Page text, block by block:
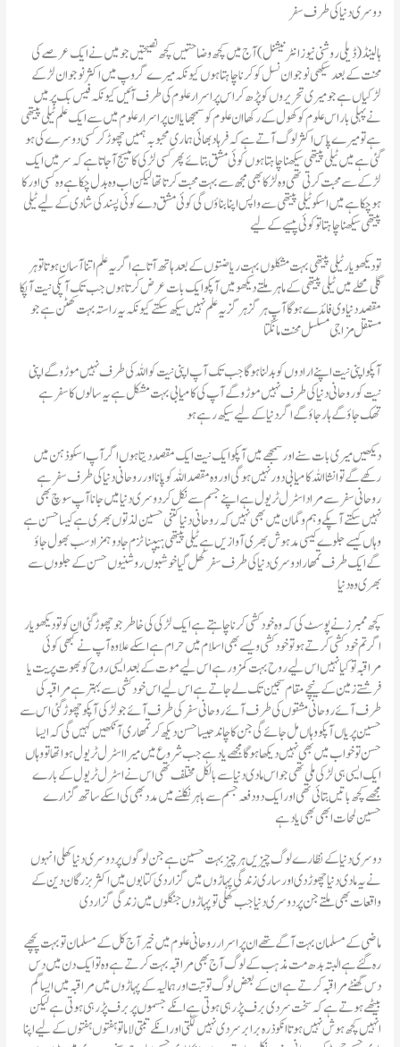
دوسری دنیا کی طرف سفر
ہالینڈ(ڈیلی روشنی نیوز انٹرنیشنل ) آج میں کچھ وضاحتیں کچھ نصیحتیں جو میں نے ایک عرصے کی
محنت کے بعد سیکھی نوجوان نسل کو کرنا چاہتا ہوں کیونکہ میرے گروپ میں اکثر نوجوان لڑکے
لڑکیاں ہے جو میری تحریروں کو پڑھ کر اس پراسرار علوم کی طرف آئیں کیونکہ فیس بک پر میں
نے پہلی بار اس علوم کو کھول کے رکھا ان علوم کو سمجھایا ان پراسرار علوم میں سے ایک علم ٹیلی پیتھی
ہے تو میرے پاس اکثر لوگ آتے ہے کہ فرہاد بھائی ہماری محبوبہ ہمیں چھوڑ کر کسی دوسرے کی ہو
گئی ہے میں ٹیلی پیتھی سیکھنا چاہتا ہوں کوئی مشق بتائے پھر کسی لڑکی کا میسج آ جاتا ہے کہ سر میں ایک
لڑکے سے محبت کرتی تھی وہ لڑکا بھی مجھ سے بہت محبت کرتا تھا لیکن اب وہ بدل چکا ہے وہ کسی اور کا
ہو چکا ہے میں اسکو ٹیلی پیتھی سے واپس اپنا بناؤں گی کوئی مشق دے کوئی پسند کی شادی کے لیے ٹیلی
پیتھی سیکھنا چاہتا تو کوئی پیسے کے لیے
تو دیکھو یار ٹیلی پیتھی بہت مشکلوں بہت ریاضتوں کے بعد ہاتھ آتا ہے اگر یہ علم اتنا آسان ہوتا تو ہر
گلی محلے میں ٹیلی پیتھی کے ماہر ملتے دیکھو میں آپکو ایک بات عرض کرتا ہوں جب تک آپکی نیت آپکا
مقصد دنیاوی فائدے ہوگا آپ ہر گز ہرگز یہ علم نہیں سیکھ سکتے کیونکہ یہ راستہ بہت کھٹن ہے جو
مستقل مزاجی مسلسل محنت مانگتا
آپکو اپنی نیت اپنے ارادوں کو بدلنا ہوگا جب تک آپ اپنی نیت کو اللہ کی طرف نہیں موڑو گے اپنی
نیت کو روحانی دنیا کی طرف نہیں موڑو گے آپ کی کامیابی بہت مشکل ہے یہ سالوں کا سفر ہے
تھک جاؤ گے ہار جاؤ گے اگر دنیا کے لیے سیکھ رہے ہو
دیکھیں میری بات سنے اور سمجھے میں آپکو ایک نیت ایک مقصد دیتا ہوں اگر آپ اسکو ذہن میں
رکھے گے تو انشااللہ کامیابی دور نہیں ہوگی اور وہ مقصد اللہ کو پانا اور روحانی دنیا کی طرف سفر ہے
روحانی سفر سے مراد اسٹرل ٹریول ہے اپنے جسم سے نکل کر دوسری دنیا میں جانا آپ سوچ بھی
نہیں سکتے آپکے وہم و گمان میں بھی نہیں کہ روحانی دنیا کتنی حسین لذتوں بھری ہے کیسا حسن ہے
وہاں کیسے جلوے کیسی مدہوش بھری آوازیں ہے ٹیلی پیتھی ہیپناٹزم جادو ہمزاد سب بھول جاؤ
گے ایک طرف تمھارا دوسری دنیا کی طرف سفر کھل گیا خوشبوں روشنیوں حسن کے جلووں سے
بھری وہ دنیا
کچھ ممبرز نے پوسٹ کی کہ وہ خود کشی کرنا چاہتے ہے ایک لڑکی کی خاطر جو چھوڑ گئی ان کو تو دیکھو یار
اگر تم خودکشی کرتے ہو تو خودکشی ویسے بھی اسلام میں حرام ہے اسکے علاوہ آپ نے کبھی کوئی
مراقبہ تو کیا نہیں اس لیے روح بہت کمزور ہے اس لیے موت کے بعد ایسی روح کو بھوت پریت یا
فرشتے زمین کے نیچے مقام سجین تک لے جاتے ہے اس لیے اس خود کشی سے بہتر ہے مراقبہ کی
طرف آئے روحانی مشقوں کی طرف آئے روحانی سفر کی طرف آئے جو لڑکی آپکو چھوڑ گئی اس سے
حسین پریاں آپکو وہاں مل جائے گی جن کا چاند جیسا حسن دیکھ کر تمھاری آنکھیں کہیں گی کہ ایسا
حسن تو خواب میں بھی نہیں دیکھا ہوگا مجھے یاد ہے جب شروع میں میرا اسٹرل ٹریول ہوا تھا تو وہاں
ایک ایسی ہی لڑکی ملی تھی جو اس مادی دنیا سے بالکل مختلف تھی اس نے اسٹرل ٹریول کے بارے
مجھے کچھ باتیں بتائی تھی اور ایک دو دفعہ جسم سے باہر نکلنے میں مدد بھی کی اسکے ساتھ گزارے
حسین لمحات ابھی بھی یاد ہے
نے یہ مادی دنیا چھوڑ دی اور ساری زندگی پہاڑوں میں گزار دی کتابوں میں اکثر بزرگان دین کے
واقعات بھی ملتے جن پر دوسری دنیا جب کھلی تو پہاڑوں جنگلوں میں زندگی گزار دی
ماضی کے مسلمان بہت آگے تھے ان پراسرار روحانی علوم میں خیر آج کل کے مسلمان تو بہت پچھے
رہ گئے ہے البتہ بدھ مت مذہب کے لوگ آج بھی مراقبہ بہت کرتے ہے وہ تو ایک دن میں دس
دس گھنٹے مراقبہ کرتے ہے ان کے بعض لوگ تو تبت اور ہمالیہ کے پہاڑوں میں مراقبہ میں ایسا گم
بیٹھے ہوتے ہے کہ سخت سردی برف پڑ رہی ہوتی ہے انکے جسموں پر برف پڑ رہی ہوتی ہے لیکن
انہیں کچھ ہوش نہیں ہوتا انکو ذرہ برابر سردی نہیں لگتی اور انکے تبتی لاما تو ہفتوں ہفتوں کے لیے اپنا